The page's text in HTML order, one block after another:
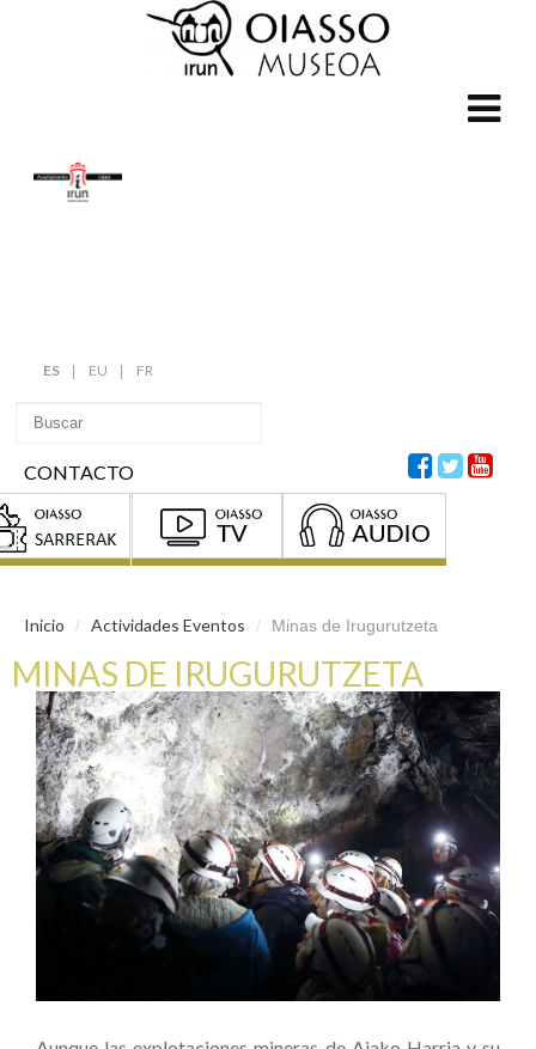
ES EU FR
CONTACTO
Inicio / Actividades Eventos / Minas de Irugurutzeta
MINAS DE IRUGURUTZETA